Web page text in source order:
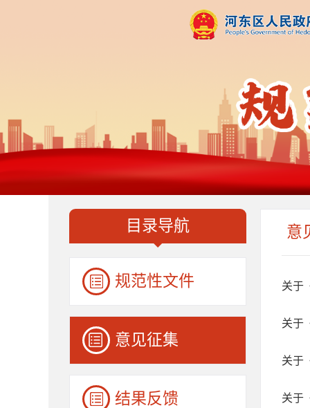
目录导航
规范性文件
意见征集
结果反馈
意
关于
关于
关于
关于